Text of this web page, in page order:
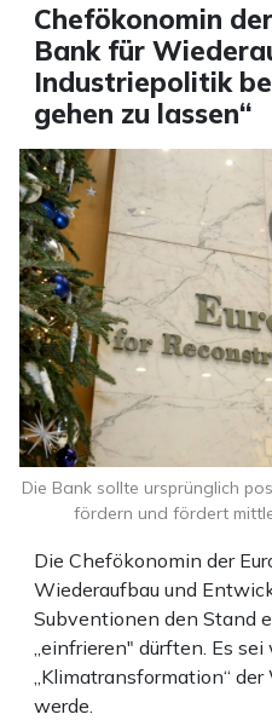
Chefökonomin
Bank für
Industriepolitik
gehen zu lassen“
Die Chefökonomin der
Wiederaufbau und
Subventionen den Stand
„einfrieren" dürften. Es
„Klimatransformation“
werde.
Die Bank sollte ursprünglich
fördern und fördert